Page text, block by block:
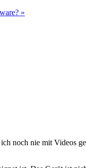
»
noch nie mit Videos